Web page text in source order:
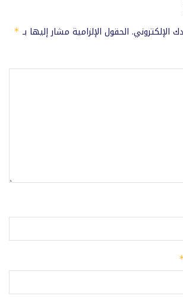
الإلكتروني. الحقول الإلزامية مشار إليها بـ *